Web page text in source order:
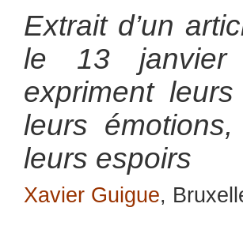
Extrait d’un
le 13 janvier
expriment
leurs
leurs espoirs
Xavier Guigue,